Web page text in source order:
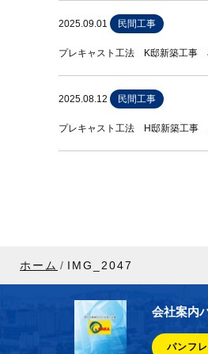
2025.09.01 民間工事
プレキャスト工法 K邸新築工事
2025.08.12 民間工事
プレキャスト工法 H邸新築工事
ホーム IMG_2047
会社案内
パンフ